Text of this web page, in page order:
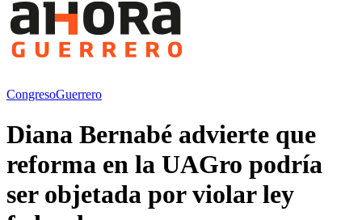
CongresoGuerrero
Diana Bernabé advierte que
reforma en la UAGro podría
ser objetada por violar ley